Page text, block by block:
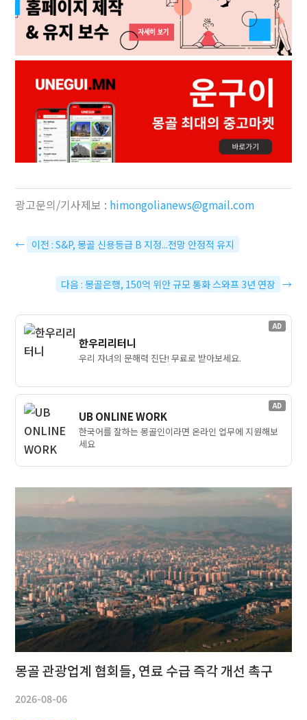
광고문의/기사제보 : himongolianews@gmail.com
← 이전 : S&P, 몽골 신용등급 B 지정...전망 안정적 유지
다음 : 몽골은행, 150억 위안 규모 통화 스와프 3년 연장 →
AD
한우리리터니
우리 자녀의 문해력 진단! 무료로 받아보세요.
AD
UB ONLINE WORK
한국어를 잘하는 몽골인이라면 온라인 업무에 지원해보
세요
몽골 관광업계 협회들, 연료 수급 즉각 개선 촉구
2026-08-06